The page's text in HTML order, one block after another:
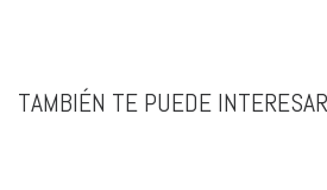
TAMBIÉN TE PUEDE INTERESAR